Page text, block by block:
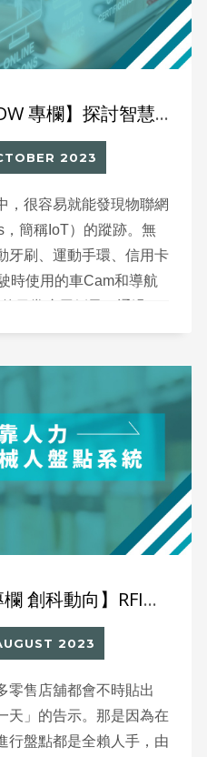
【WTIA – INSIDW 專欄】探討智慧校園的IoT應用
2023
，很容易就能發現物聯網
，簡稱IoT）的蹤跡。無
牙刷、運動手環、信用卡
時使用的車Cam和導航
們更了解自己的生活習
放異彩，各行各業已在
企業數碼轉型，另一方
提高效率。而要打造智慧
手。
【wepro180 專欄 創科動向】RFID + 機械人的零售新世代
2023
零售店舖都會不時貼出
天」的告示。那是因為在
行盤點都是全賴人手，由